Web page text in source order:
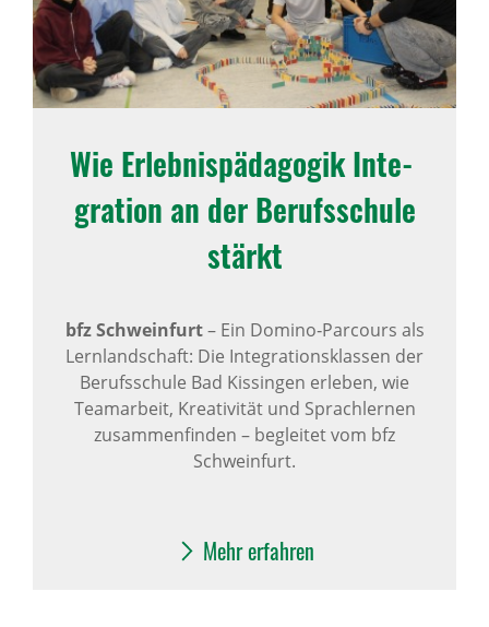
Wie Erleb­nis­päd­agogik Inte­
gra­tion an der Berufs­schule
stärkt
bfz Schweinfurt– Ein Domino‑Parcours als
Lernlandschaft: Die Integrationsklassen der
Berufsschule Bad Kissingen erleben, wie
Teamarbeit, Kreativität und Sprachlernen
zusammenfinden – begleitet vom bfz
Schweinfurt.
Mehr erfahren